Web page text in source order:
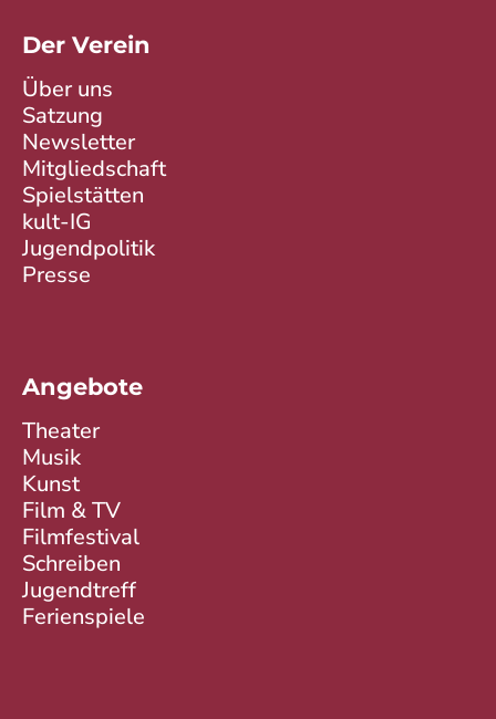
Der Verein
Über uns
Satzung
Newsletter
Mitgliedschaft
Spielstätten
kult-IG
Jugendpolitik
Presse
Angebote
Theater
Musik
Kunst
Film & TV
Filmfestival
Schreiben
Jugendtreff
Ferienspiele